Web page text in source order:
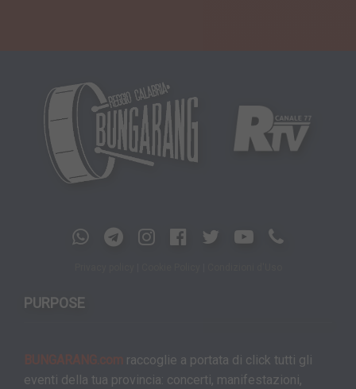
PURPOSE
BUNGARANG.com raccoglie a portata di click tutti gli
eventi della tua provincia: concerti, manifestazioni,